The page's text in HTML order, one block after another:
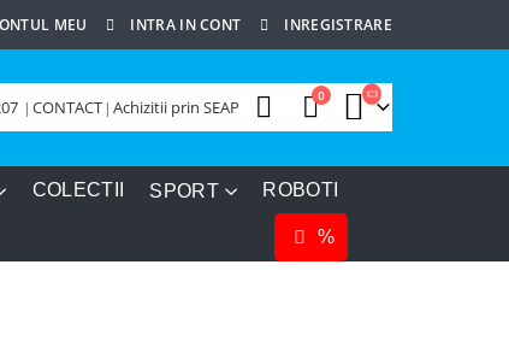
MEU INTRA IN CONT INREGISTRARE
| CONTACT | Achizitii prin SEAP
0
COLECTII SPORT ROBOTI
%